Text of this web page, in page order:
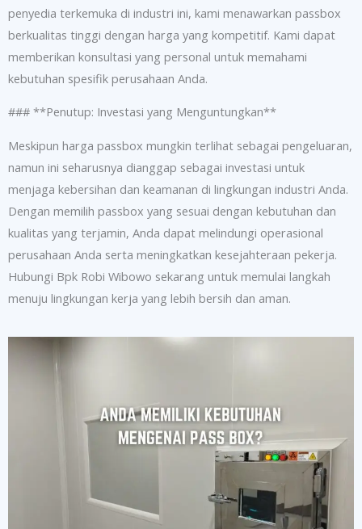
penyedia terkemuka di industri ini, kami menawarkan passbox
berkualitas tinggi dengan harga yang kompetitif. Kami dapat
memberikan konsultasi yang personal untuk memahami
kebutuhan spesifik perusahaan Anda.
### **Penutup: Investasi yang Menguntungkan**
Meskipun harga passbox mungkin terlihat sebagai pengeluaran,
namun ini seharusnya dianggap sebagai investasi untuk
menjaga kebersihan dan keamanan di lingkungan industri Anda.
Dengan memilih passbox yang sesuai dengan kebutuhan dan
kualitas yang terjamin, Anda dapat melindungi operasional
perusahaan Anda serta meningkatkan kesejahteraan pekerja.
Hubungi Bpk Robi Wibowo sekarang untuk memulai langkah
menuju lingkungan kerja yang lebih bersih dan aman.